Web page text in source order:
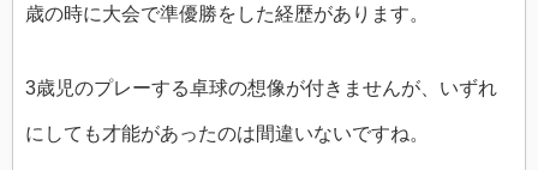
歳の時に大会で準優勝をした経歴があります。
3歳児のプレーする卓球の想像が付きませんが、いずれ
にしても才能があったのは間違いないですね。